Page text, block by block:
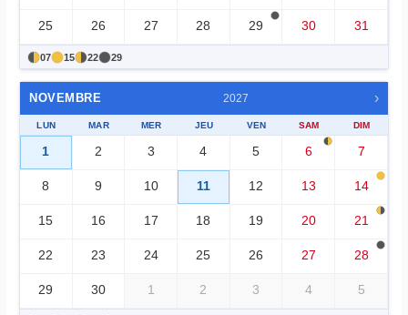
25 26 27 28 29 30 31
07 15 22 29
NOVEMBRE 2027 ›
LUN MAR MER JEU VEN SAM DIM
1 2 3 4 5 6 7
8 9 10 11 12 13 14
15 16 17 18 19 20 21
22 23 24 25 26 27 28
29 30 1 2 3 4 5